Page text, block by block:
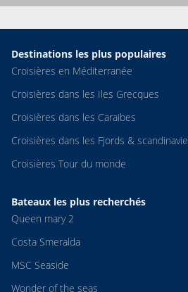
Destinations les plus populaires
Croisières en Méditerranée
Croisières dans les Iles Grecques
Croisières dans les Caraibes
Croisières dans les Fjords & scandinavie
Croisières Tour du monde
Bateaux les plus recherchés
Queen mary 2
Costa Smeralda
MSC Seaside
Wonder of the seas